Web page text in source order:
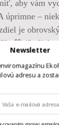
z obchodu –
vám poslúžia
Newsletter
adresu a